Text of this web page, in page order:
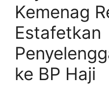
Kemenag
Estafetkan
ke BP Haji